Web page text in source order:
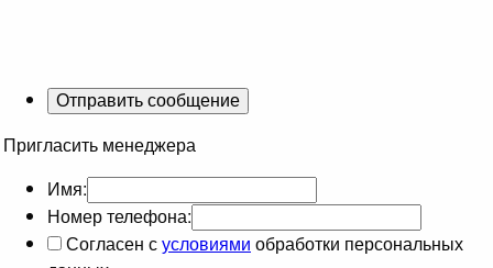
Пригласить менеджера
Имя:
Номер телефона:
Согласен сусловиями обработки персональных